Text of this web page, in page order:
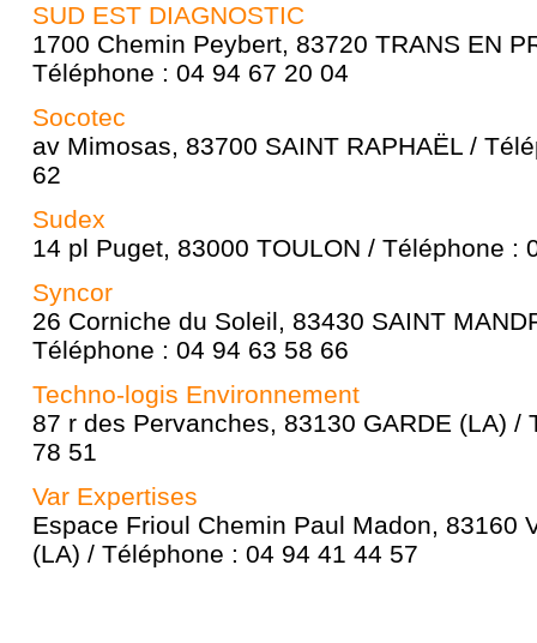
SUD EST DIAGNOSTIC
1700 Chemin Peybert, 83720 TRANS EN
Téléphone : 04 94 67 20 04
Socotec
av Mimosas, 83700 SAINT RAPHAËL /
62
Sudex
14 pl Puget, 83000 TOULON / Téléphone :
Syncor
26 Corniche du Soleil, 83430 SAINT
Téléphone : 04 94 63 58 66
Techno-logis Environnement
87 r des Pervanches, 83130 GARDE (LA) /
78 51
Var Expertises
Espace Frioul Chemin Paul Madon, 83160
(LA) / Téléphone : 04 94 41 44 57